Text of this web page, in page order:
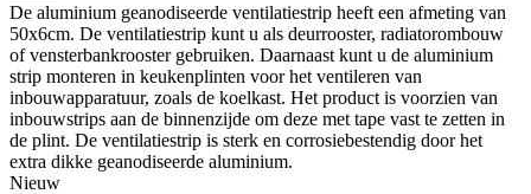
De aluminium geanodiseerde ventilatiestrip heeft een afmeting van
50x6cm. De ventilatiestrip kunt u als deurrooster, radiatorombouw
of vensterbankrooster gebruiken. Daarnaast kunt u de aluminium
strip monteren in keukenplinten voor het ventileren van
inbouwapparatuur, zoals de koelkast. Het product is voorzien van
inbouwstrips aan de binnenzijde om deze met tape vast te zetten in
de plint. De ventilatiestrip is sterk en corrosiebestendig door het
extra dikke geanodiseerde aluminium.
Nieuw